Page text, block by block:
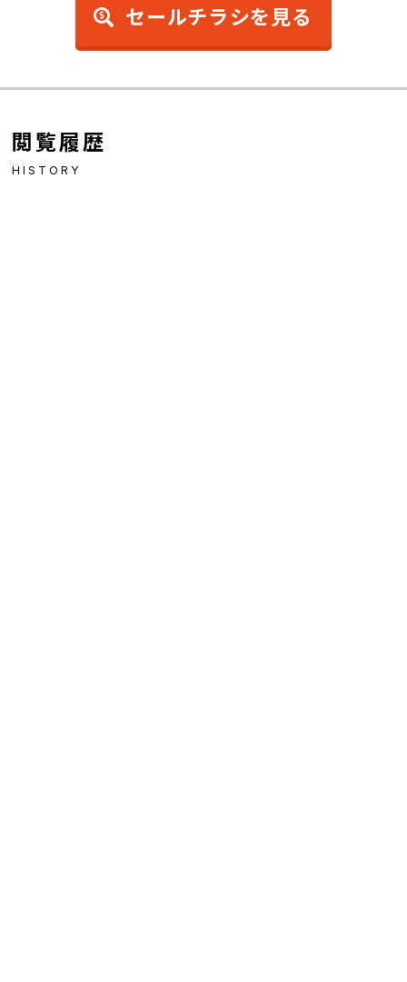
セールチラシを見る
閲覧履歴
HISTORY